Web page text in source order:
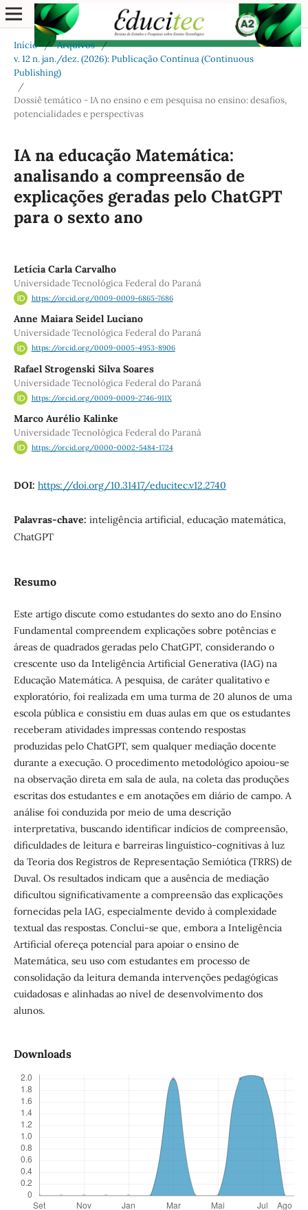
Início / Arquivos /
v. 12 n. jan./dez. (2026): Publicação Contínua (Continuous
Publishing)
/
Dossiê temático - IA no ensino e em pesquisa no ensino: desafios,
potencialidades e perspectivas
IA na educação Matemática:
analisando a compreensão de
explicações geradas pelo ChatGPT
para o sexto ano
Letícia Carla Carvalho
Universidade Tecnológica Federal do Paraná
https://orcid.org/0009-0009-6865-7686
Anne Maiara Seidel Luciano
Universidade Tecnológica Federal do Paraná
https://orcid.org/0009-0005-4953-8906
Rafael Strogenski Silva Soares
Universidade Tecnológica Federal do Paraná
https://orcid.org/0009-0009-2746-911X
Marco Aurélio Kalinke
Universidade Tecnológica Federal do Paraná
https://orcid.org/0000-0002-5484-1724
DOI: https://doi.org/10.31417/educitec.v12.2740
Palavras-chave: inteligência artificial, educação matemática,
ChatGPT
Resumo
Este artigo discute como estudantes do sexto ano do Ensino
Fundamental compreendem explicações sobre potências e
áreas de quadrados geradas pelo ChatGPT, considerando o
crescente uso da Inteligência Artificial Generativa (IAG) na
Educação Matemática. A pesquisa, de caráter qualitativo e
exploratório, foi realizada em uma turma de 20 alunos de uma
escola pública e consistiu em duas aulas em que os estudantes
receberam atividades impressas contendo respostas
produzidas pelo ChatGPT, sem qualquer mediação docente
durante a execução. O procedimento metodológico apoiou-se
na observação direta em sala de aula, na coleta das produções
escritas dos estudantes e em anotações em diário de campo. A
análise foi conduzida por meio de uma descrição
interpretativa, buscando identificar indícios de compreensão,
dificuldades de leitura e barreiras linguístico-cognitivas à luz
da Teoria dos Registros de Representação Semiótica (TRRS) de
Duval. Os resultados indicam que a ausência de mediação
dificultou significativamente a compreensão das explicações
fornecidas pela IAG, especialmente devido à complexidade
textual das respostas. Conclui-se que, embora a Inteligência
Artificial ofereça potencial para apoiar o ensino de
Matemática, seu uso com estudantes em processo de
consolidação da leitura demanda intervenções pedagógicas
cuidadosas e alinhadas ao nível de desenvolvimento dos
alunos.
Downloads